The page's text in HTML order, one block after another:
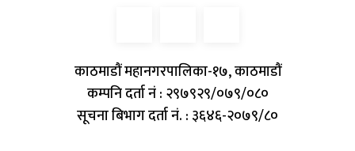
काठमाडौं महानगरपालिका-१७, काठमाडौं
कम्पनि दर्ता नं : २९७९२९/०७९/०८०
सूचना बिभाग दर्ता नं. : ३६४६-२०७९/८०